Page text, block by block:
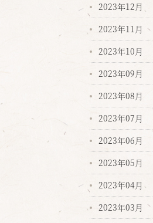
2023年12月
2023年11月
2023年10月
2023年09月
2023年08月
2023年07月
2023年06月
2023年05月
2023年04月
2023年03月